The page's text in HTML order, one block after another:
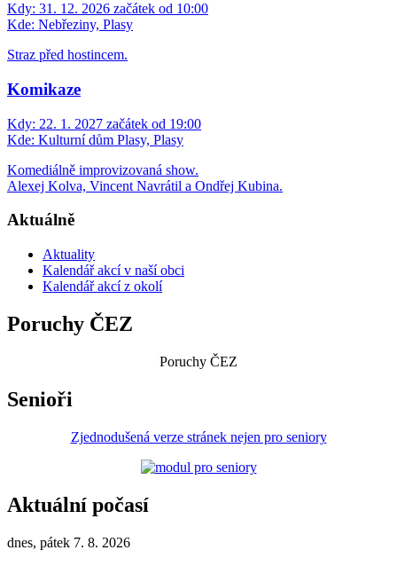
Kdy: 31. 12. 2026 začátek od 10:00
Kde: Nebřeziny, Plasy
Straz před hostincem.
Komikaze
Kdy: 22. 1. 2027 začátek od 19:00
Kde: Kulturní dům Plasy, Plasy
Komediálně improvizovaná show.
Alexej Kolva, Vincent Navrátil a Ondřej Kubina.
Aktuálně
Aktuality
Kalendář akcí v naší obci
Kalendář akcí z okolí
Poruchy ČEZ
Poruchy ČEZ
Senioři
Zjednodušená verze stránek nejen pro seniory
Aktuální počasí
dnes, pátek 7. 8. 2026